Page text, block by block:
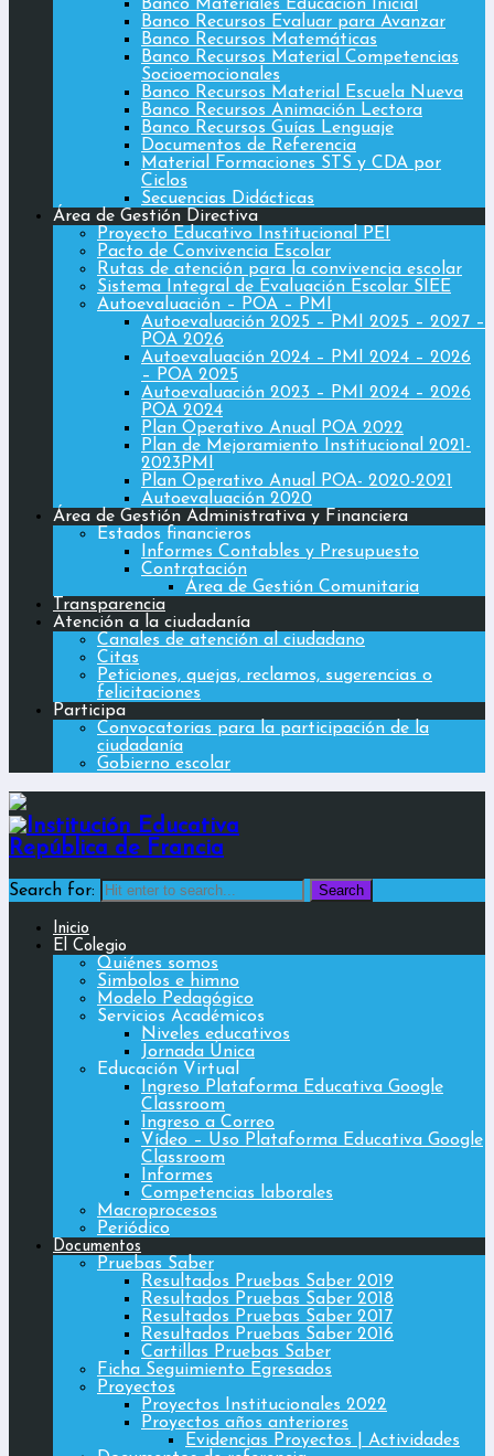
Banco Materiales Educación Inicial
Banco Recursos Evaluar para Avanzar
Banco Recursos Matemáticas
Banco Recursos Material Competencias
Socioemocionales
Banco Recursos Material Escuela Nueva
Banco Recursos Animación Lectora
Banco Recursos Guías Lenguaje
Documentos de Referencia
Material Formaciones STS y CDA por
Ciclos
Secuencias Didácticas
Área de Gestión Directiva
Proyecto Educativo Institucional PEI
Pacto de Convivencia Escolar
Rutas de atención para la convivencia escolar
Sistema Integral de Evaluación Escolar SIEE
Autoevaluación – POA – PMI
Autoevaluación 2025 – PMI 2025 – 2027 –
POA 2026
Autoevaluación 2024 – PMI 2024 – 2026
– POA 2025
Autoevaluación 2023 – PMI 2024 – 2026
POA 2024
Plan Operativo Anual POA 2022
Plan de Mejoramiento Institucional 2021-
2023PMI
Plan Operativo Anual POA- 2020-2021
Autoevaluación 2020
Área de Gestión Administrativa y Financiera
Estados financieros
Informes Contables y Presupuesto
Contratación
Área de Gestión Comunitaria
Transparencia
Atención a la ciudadanía
Canales de atención al ciudadano
Citas
Peticiones, quejas, reclamos, sugerencias o
felicitaciones
Participa
Convocatorias para la participación de la
ciudadanía
Gobierno escolar
Search for:
Inicio
El Colegio
Quiénes somos
Simbolos e himno
Modelo Pedagógico
Servicios Académicos
Niveles educativos
Jornada Única
Educación Virtual
Ingreso Plataforma Educativa Google
Classroom
Ingreso a Correo
Vídeo – Uso Plataforma Educativa Google
Classroom
Informes
Competencias laborales
Macroprocesos
Periódico
Documentos
Pruebas Saber
Resultados Pruebas Saber 2019
Resultados Pruebas Saber 2018
Resultados Pruebas Saber 2017
Resultados Pruebas Saber 2016
Cartillas Pruebas Saber
Ficha Seguimiento Egresados
Proyectos
Proyectos Institucionales 2022
Proyectos años anteriores
Evidencias Proyectos | Actividades